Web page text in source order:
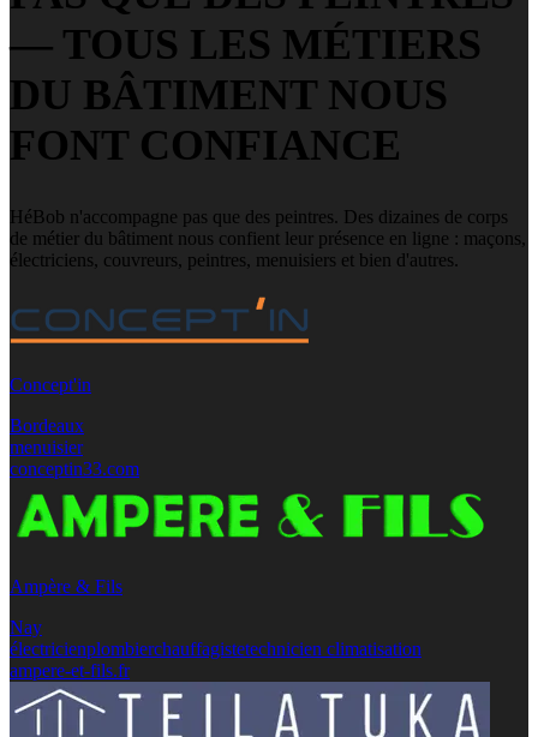
— TOUS LES MÉTIERS
DU BÂTIMENT NOUS
FONT CONFIANCE
HéBob n'accompagne pas que des peintres. Des dizaines de corps
de métier du bâtiment nous confient leur présence en ligne : maçons,
électriciens, couvreurs, peintres, menuisiers et bien d'autres.
Concept'in
Bordeaux
menuisier
conceptin33.com
Ampère & Fils
Nay
électricienplombierchauffagistetechnicien climatisation
ampere-et-fils.fr